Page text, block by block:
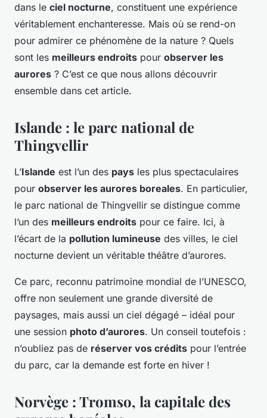
dans le ciel nocturne, constituent une expérience
véritablement enchanteresse. Mais où se rend-on
pour admirer ce phénomène de la nature ? Quels
sont les meilleurs endroits pour observer les
aurores ? C’est ce que nous allons découvrir
ensemble dans cet article.
Islande : le parc national de
Thingvellir
L’Islande est l’un des pays les plus spectaculaires
pour observer les aurores boreales. En particulier,
le parc national de Thingvellir se distingue comme
l’un des meilleurs endroits pour ce faire. Ici, à
l’écart de la pollution lumineuse des villes, le ciel
nocturne devient un véritable théâtre d’aurores.
Ce parc, reconnu patrimoine mondial de l’UNESCO,
offre non seulement une grande diversité de
paysages, mais aussi un ciel dégagé – idéal pour
une session photo d’aurores. Un conseil toutefois :
n’oubliez pas de réserver vos crédits pour l’entrée
du parc, car la demande est forte en hiver !
Norvège : Tromso, la capitale des